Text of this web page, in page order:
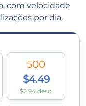
com velocidade
por dia.
500
$4.49
$2.94 desc.